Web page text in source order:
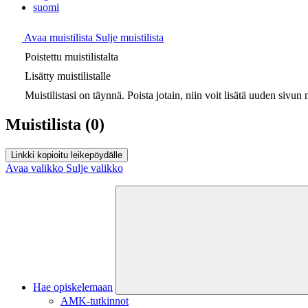
suomi
Avaa muistilista Sulje muistilista
Poistettu muistilistalta
Lisätty muistilistalle
Muistilistasi on täynnä. Poista jotain, niin voit lisätä uuden sivun
Muistilista (0)
Linkki kopioitu leikepöydälle
Avaa valikko Sulje valikko
Hae opiskelemaan
AMK-tutkinnot